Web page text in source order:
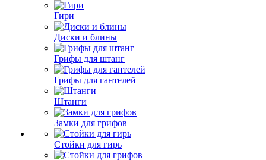
Гири
Диски и блины
Грифы для штанг
Грифы для гантелей
Штанги
Замки для грифов
Стойки для гирь